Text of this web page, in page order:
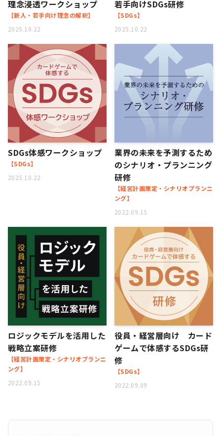
理念浸透ワークショップ
【新人・若手向け理念の解釈】
2025.10.22
若手向けSDGs研修
【SDGs】
2025.10.22
SDGs体感ワークショップ
【SDGs】
2025.10.22
業界の未来を予測するため
のシナリオ・プランニング
研修
【経営計画策定・シナリオプランニ
ング】
2022.09.15
ロジックモデルを活用した
戦略立案研修
【経営計画策定・シナリオプランニ
ング】
2022.09.15
役員・経営層向け カード
ゲームで体感するSDGs研
修
【SDGs】
2022.09.09